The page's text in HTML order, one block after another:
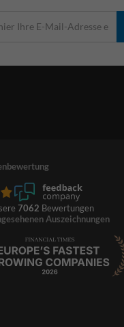
7062 Bewertungen
Auszeichnungen